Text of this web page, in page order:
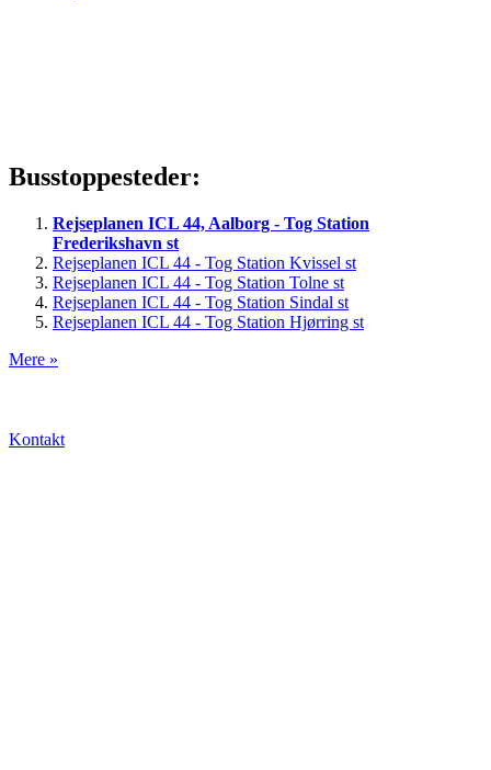
Busstoppesteder:
Rejseplanen ICL 44, Aalborg - Tog Station
Frederikshavn st
Rejseplanen ICL 44 - Tog Station Kvissel st
Rejseplanen ICL 44 - Tog Station Tolne st
Rejseplanen ICL 44 - Tog Station Sindal st
Rejseplanen ICL 44 - Tog Station Hjørring st
Mere »
Kontakt